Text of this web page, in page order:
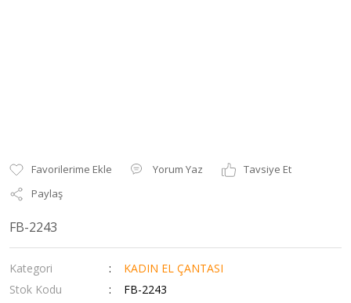
Yorum Yaz
Tavsiye Et
Paylaş
FB-2243
Kategori
KADIN EL ÇANTASI
Stok Kodu
FB-2243